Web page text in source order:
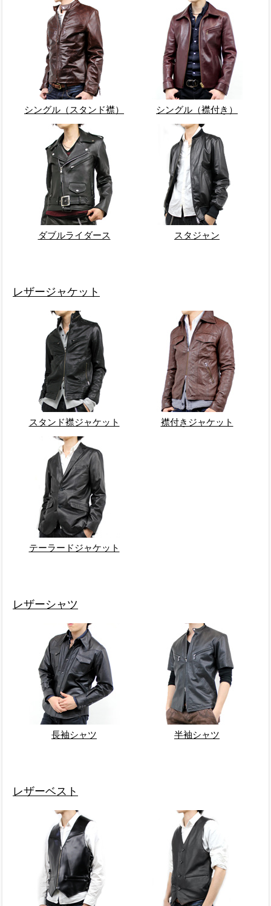
シングル（スタンド襟） シングル（襟付き）
ダブルライダース スタジャン
レザージャケット
スタンド襟ジャケット 襟付きジャケット
テーラードジャケット
レザーシャツ
長袖シャツ 半袖シャツ
レザーベスト